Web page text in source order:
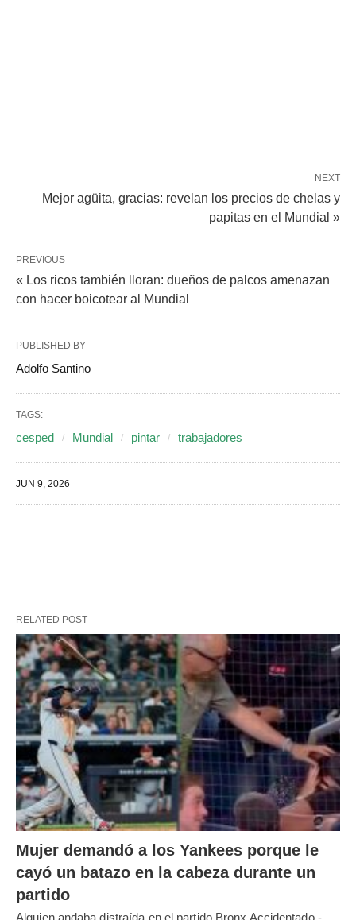
NEXT
Mejor agüita, gracias: revelan los precios de chelas y
papitas en el Mundial »
PREVIOUS
« Los ricos también lloran: dueños de palcos amenazan
con hacer boicotear al Mundial
PUBLISHED BY
Adolfo Santino
TAGS:
cesped Mundial pintar trabajadores
JUN 9, 2026
RELATED POST
Mujer demandó a los Yankees porque le
cayó un batazo en la cabeza durante un
partido